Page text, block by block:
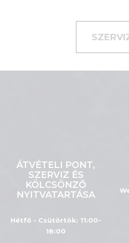
ÁTVÉTELI PONT,
SZERVIZ ÉS
KÖLCSÖNZŐ
NYITVATARTÁSA
Hétfő - Csütörtök: 11:00-
18:00